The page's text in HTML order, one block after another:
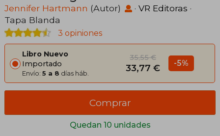
Jennifer Hartmann (Autor) · VR Editoras ·
Tapa Blanda
3 opiniones
Libro Nuevo
Importado
Envío: 5 a 8 días háb.
35,55 €
33,77 € -5%
Quedan 10 unidades
Comprar